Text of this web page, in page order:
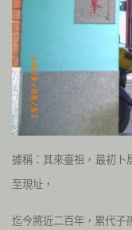
據稱：其來臺祖，最初卜
至現址，
迄今將近二百年，累代子